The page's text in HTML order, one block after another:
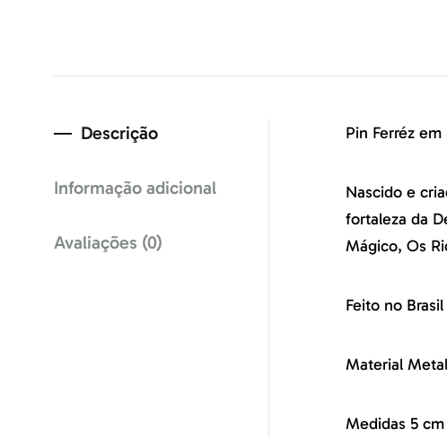
Descrição
Informação adicional
Avaliações (0)
Pin Ferréz
Nascido e
fortaleza da
Mágico, Os
Feito no Brasil
Material
Medidas 5